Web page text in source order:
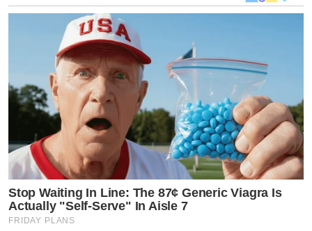
Stop Waiting In Line: The 87¢ Generic Viagra Is
Actually "Self-Serve" In Aisle 7
FRIDAY PLANS